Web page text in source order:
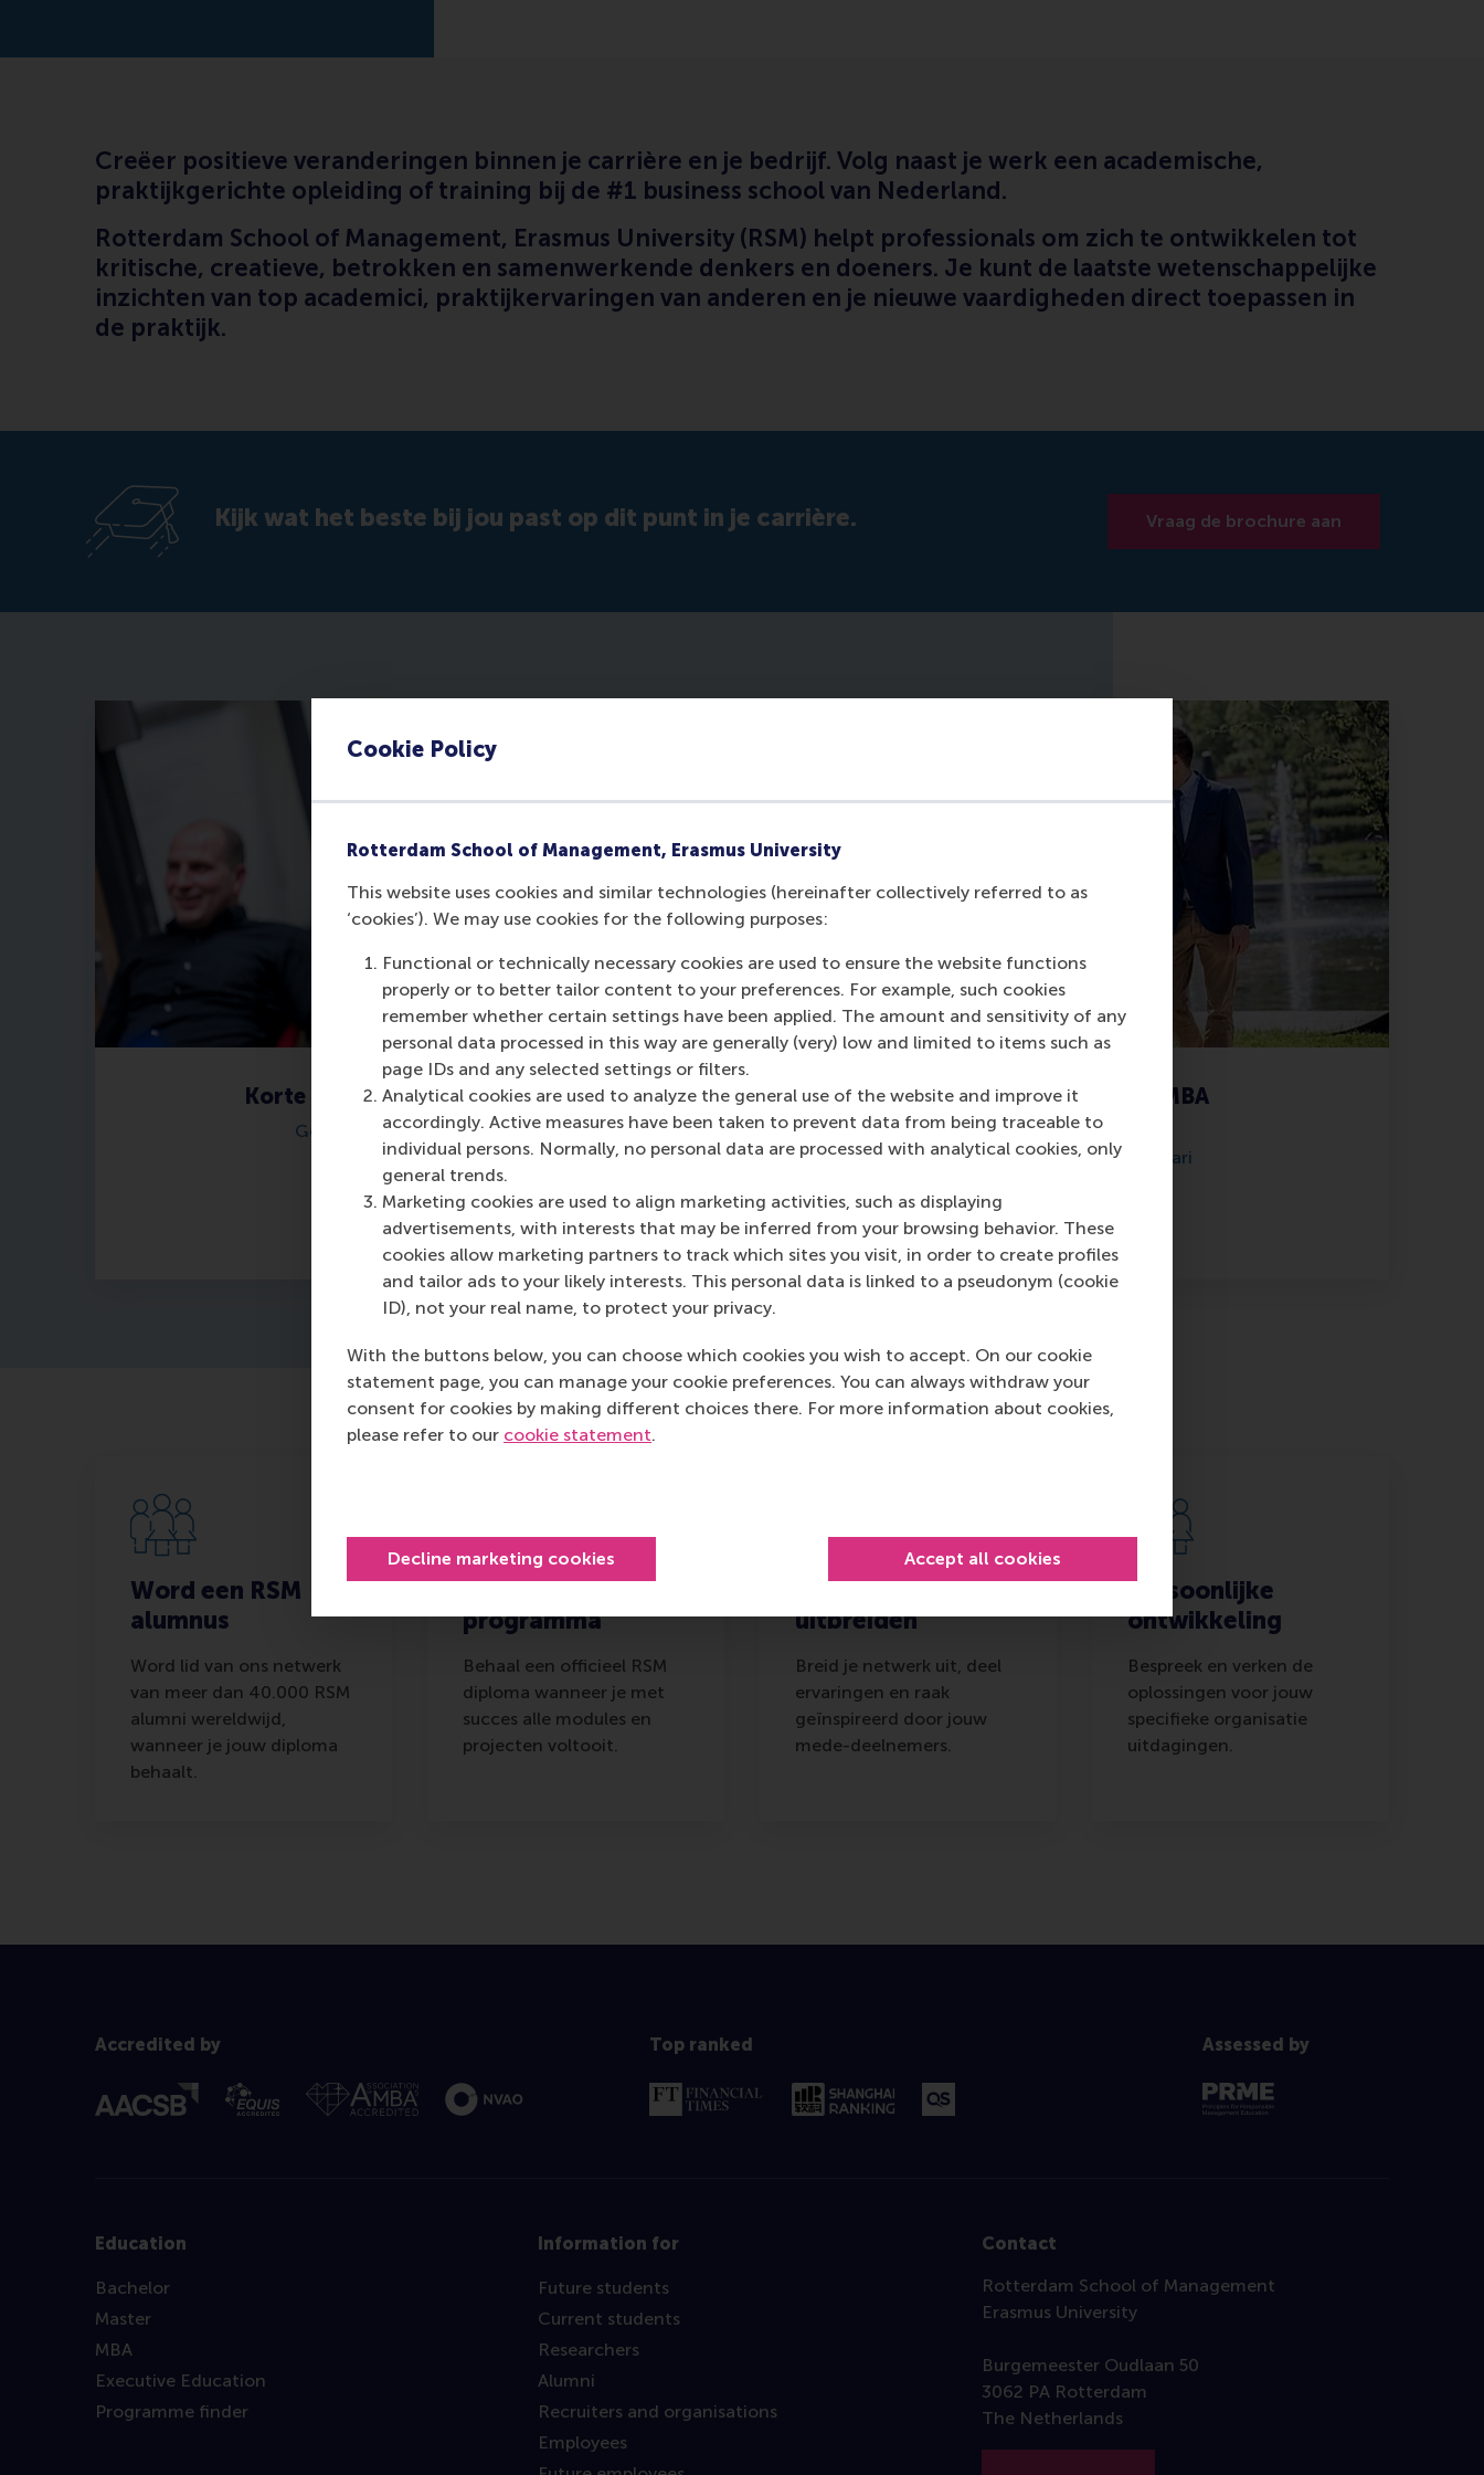
Cookie Policy
Rotterdam School of Management, Erasmus University
This website uses cookies and similar technologies (hereinafter collectively referred to as
‘cookies’). We may use cookies for the following purposes:
Functional or technically necessary cookies are used to ensure the website functions
properly or to better tailor content to your preferences. For example, such cookies
remember whether certain settings have been applied. The amount and sensitivity of any
personal data processed in this way are generally (very) low and limited to items such as
page IDs and any selected settings or filters.
Analytical cookies are used to analyze the general use of the website and improve it
accordingly. Active measures have been taken to prevent data from being traceable to
individual persons. Normally, no personal data are processed with analytical cookies, only
general trends.
Marketing cookies are used to align marketing activities, such as displaying
advertisements, with interests that may be inferred from your browsing behavior. These
cookies allow marketing partners to track which sites you visit, in order to create profiles
and tailor ads to your likely interests. This personal data is linked to a pseudonym (cookie
ID), not your real name, to protect your privacy.
With the buttons below, you can choose which cookies you wish to accept. On our cookie
statement page, you can manage your cookie preferences. You can always withdraw your
consent for cookies by making different choices there. For more information about cookies,
please refer to our cookie statement.
Decline marketing cookies Accept all cookies
Creëer positieve veranderingen binnen je carrière en je bedrijf. Volg naast je werk een academische,
praktijkgerichte opleiding of training bij de #1 business school van Nederland.
Rotterdam School of Management, Erasmus University (RSM) helpt professionals om zich te ontwikkelen tot
kritische, creatieve, betrokken en samenwerkende denkers en doeners. Je kunt de laatste wetenschappelijke
inzichten van top academici, praktijkervaringen van anderen en je nieuwe vaardigheden direct toepassen in
de praktijk.
Kijk wat het beste bij jou past op dit punt in je carrière. Vraag de brochure aan
Korte management trainingen
Geef je loopbaan een boost
Part-time Executive MBA
Studeer naast je baan
22 maanden - start in januari
Word een RSM
alumnus
Word lid van ons netwerk
van meer dan 40.000 RSM
alumni wereldwijd,
wanneer je jouw diploma
behaalt.
Een officieel RSM
programma
Behaal een officieel RSM
diploma wanneer je met
succes alle modules en
projecten voltooit.
Jouw netwerk
uitbreiden
Breid je netwerk uit, deel
ervaringen en raak
geïnspireerd door jouw
mede-deelnemers.
Persoonlijke
ontwikkeling
Bespreek en verken de
oplossingen voor jouw
specifieke organisatie
uitdagingen.
Accredited by Top ranked Assessed by
Education
Bachelor
Master
MBA
Executive Education
Programme finder
Information for
Future students
Current students
Researchers
Alumni
Recruiters and organisations
Employees
Contact
Rotterdam School of Management
Erasmus University
Burgemeester Oudlaan 50
3062 PA Rotterdam
The Netherlands